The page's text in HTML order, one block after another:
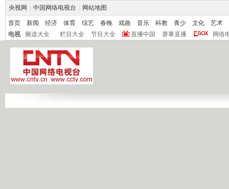
央视网 中国网络电视台 网站地图
首页 新闻 经济 体育 综艺 春晚 戏曲 音乐 科教 青少 文化
艺术
电视
频道大全 栏目大全 节目大全 直播中国 赛事直播 网络